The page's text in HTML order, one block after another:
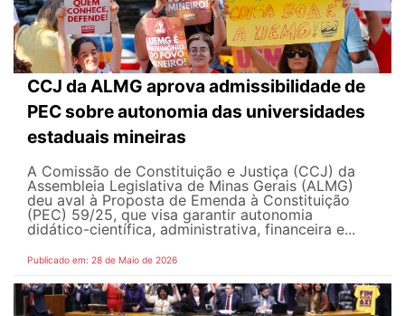
CCJ da ALMG aprova admissibilidade de
PEC sobre autonomia das universidades
estaduais mineiras
A Comissão de Constituição e Justiça (CCJ) da
Assembleia Legislativa de Minas Gerais (ALMG)
deu aval à Proposta de Emenda à Constituição
(PEC) 59/25, que visa garantir autonomia
didático-científica, administrativa, financeira e...
Publicado em: 28 de Maio de 2026